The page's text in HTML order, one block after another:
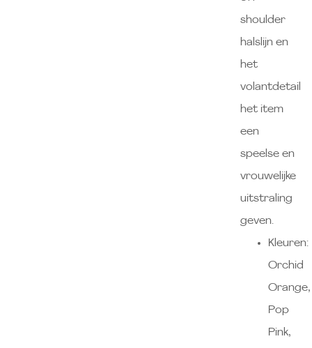
shoulder
halslijn en
het
volantdetail
het item
een
speelse en
vrouwelijke
uitstraling
geven.
Kleuren:
Orchid
Orange,
Pop
Pink,